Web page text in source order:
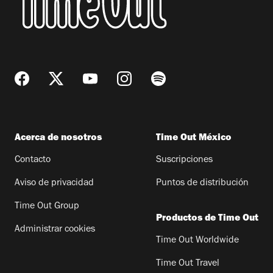
Acerca de nosotros
Contacto
Aviso de privacidad
Time Out Group
Administrar cookies
Time Out México
Suscripciones
Puntos de distribución
Productos de Time Out
Time Out Worldwide
Time Out Travel